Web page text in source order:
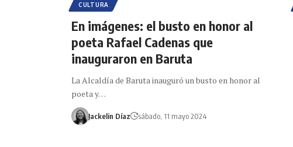
CULTURA
En imágenes: el busto en honor al
poeta Rafael Cadenas que
inauguraron en Baruta
La Alcaldía de Baruta inauguró un busto en honor al
poeta y…
Jackelin Díaz sábado, 11 mayo 2024